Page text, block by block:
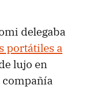
delegaba
portátiles a
lujo en
compañía